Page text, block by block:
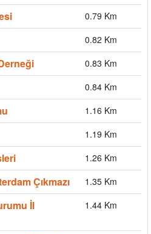
0.79 Km
0.82 Km
0.83 Km
0.84 Km
1.16 Km
1.19 Km
1.26 Km
Çıkmazı 1.35 Km
İl
1.44 Km